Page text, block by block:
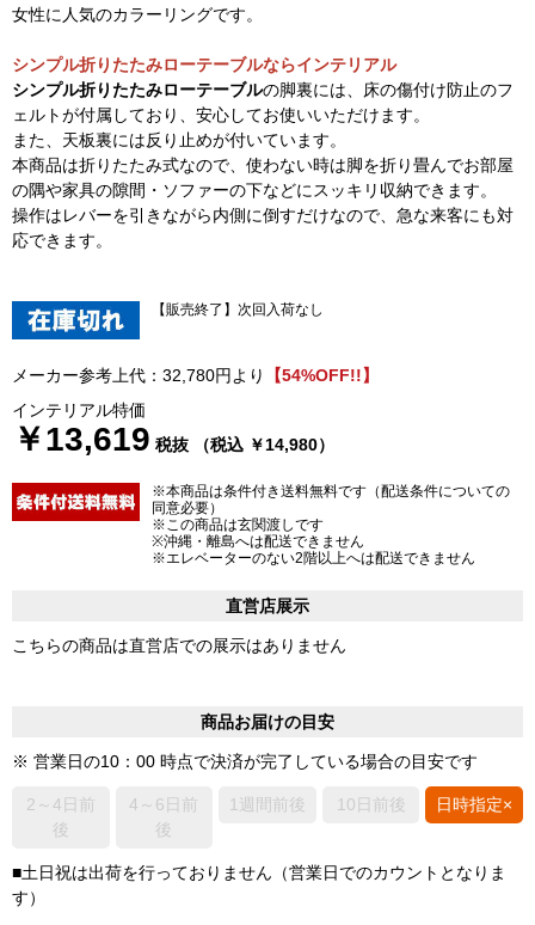
女性に人気のカラーリングです。
シンプル折りたたみローテーブルならインテリアル
シンプル折りたたみローテーブルの脚裏には、床の傷付け防止のフ
ェルトが付属しており、安心してお使いいただけます。
また、天板裏には反り止めが付いています。
本商品は折りたたみ式なので、使わない時は脚を折り畳んでお部屋
の隅や家具の隙間・ソファーの下などにスッキリ収納できます。
操作はレバーを引きながら内側に倒すだけなので、急な来客にも対
応できます。
【販売終了】次回入荷なし
メーカー参考上代：32,780円より
【54%OFF!!】
インテリアル特価
￥13,619 税抜 （税込 ￥14,980）
※本商品は条件付き送料無料です（配送条件についての
同意必要）
※この商品は玄関渡しです
※沖縄・離島へは配送できません
※エレベーターのない2階以上へは配送できません
直営店展示
こちらの商品は直営店での展示はありません
商品お届けの目安
※ 営業日の10：00 時点で決済が完了している場合の目安です
2～4日前
後
4～6日前
後
1週間前後 10日前後 日時指定×
■土日祝は出荷を行っておりません（営業日でのカウントとなりま
す）